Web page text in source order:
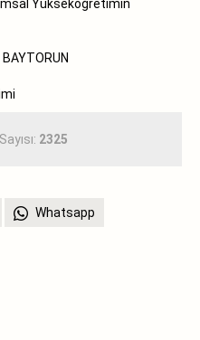
Yükseköğretimin
2325
Whatsapp